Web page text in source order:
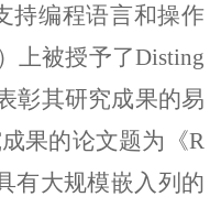
持编程语言和操作
上被授予了Disting
彰其研究成果的易
果的论文题为《R
有大规模嵌入列的